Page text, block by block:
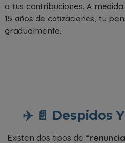
a tus contribuciones. A
15 años de cotizaciones, tu
gradualmente.
✈️ 📄 Despidos
Existen dos tipos de